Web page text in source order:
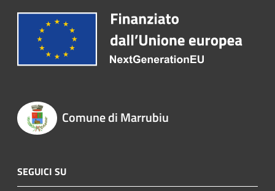
Comune di Marrubiu
SEGUICI SU